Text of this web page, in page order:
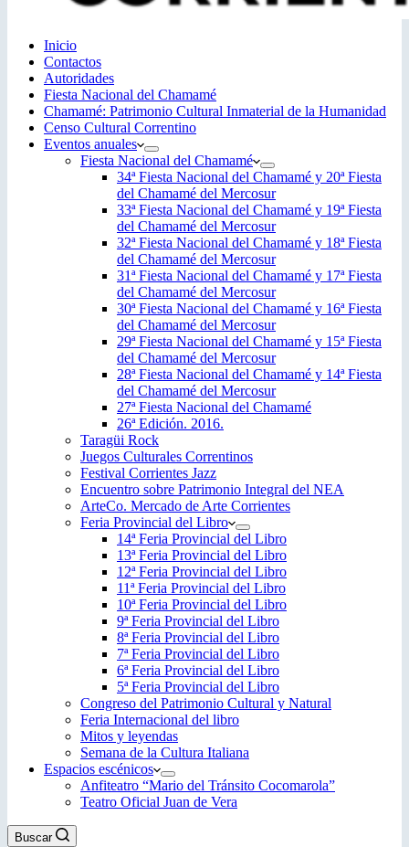
Inicio
Contactos
Autoridades
Fiesta Nacional del Chamamé
Chamamé: Patrimonio Cultural Inmaterial de la Humanidad
Censo Cultural Correntino
Eventos anuales
Fiesta Nacional del Chamamé
34ª Fiesta Nacional del Chamamé y 20ª Fiesta
del Chamamé del Mercosur
33ª Fiesta Nacional del Chamamé y 19ª Fiesta
del Chamamé del Mercosur
32ª Fiesta Nacional del Chamamé y 18ª Fiesta
del Chamamé del Mercosur
31ª Fiesta Nacional del Chamamé y 17ª Fiesta
del Chamamé del Mercosur
30ª Fiesta Nacional del Chamamé y 16ª Fiesta
del Chamamé del Mercosur
29ª Fiesta Nacional del Chamamé y 15ª Fiesta
del Chamamé del Mercosur
28ª Fiesta Nacional del Chamamé y 14ª Fiesta
del Chamamé del Mercosur
27ª Fiesta Nacional del Chamamé
26ª Edición. 2016.
Taragüi Rock
Juegos Culturales Correntinos
Festival Corrientes Jazz
Encuentro sobre Patrimonio Integral del NEA
ArteCo. Mercado de Arte Corrientes
Feria Provincial del Libro
14ª Feria Provincial del Libro
13ª Feria Provincial del Libro
12ª Feria Provincial del Libro
11ª Feria Provincial del Libro
10ª Feria Provincial del Libro
9ª Feria Provincial del Libro
8ª Feria Provincial del Libro
7ª Feria Provincial del Libro
6ª Feria Provincial del Libro
5ª Feria Provincial del Libro
Congreso del Patrimonio Cultural y Natural
Feria Internacional del libro
Mitos y leyendas
Semana de la Cultura Italiana
Espacios escénicos
Anfiteatro “Mario del Tránsito Cocomarola”
Teatro Oficial Juan de Vera
Buscar